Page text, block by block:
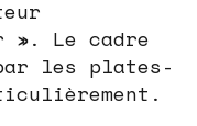
». Le cadre
les plates-